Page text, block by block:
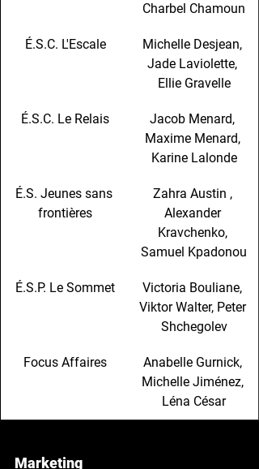
Charbel Chamoun
É.S.C. L'Escale
Michelle Desjean,
Jade Laviolette,
Ellie Gravelle
É.S.C. Le Relais
Jacob Menard,
Maxime Menard,
Karine Lalonde
É.S. Jeunes sans
frontières
Zahra Austin ,
Alexander
Kravchenko,
Samuel Kpadonou
É.S.P. Le Sommet
Victoria Bouliane,
Viktor Walter, Peter
Shchegolev
Focus Affaires
Anabelle Gurnick,
Michelle Jiménez,
Léna César
Marketing